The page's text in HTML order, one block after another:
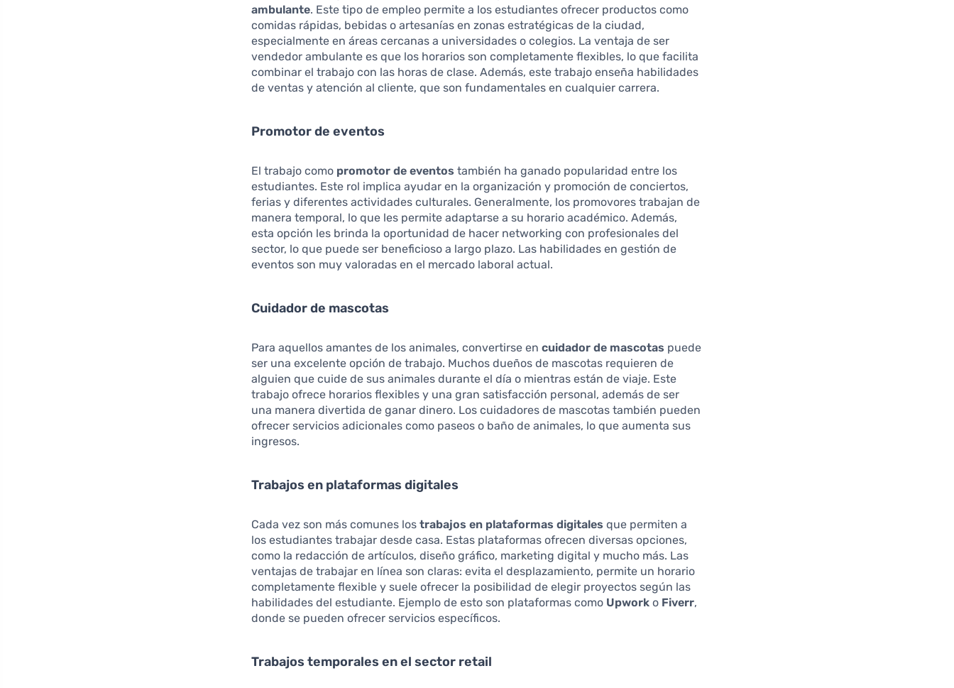
ambulante. Este tipo de empleo permite a los estudiantes ofrecer productos como
comidas rápidas, bebidas o artesanías en zonas estratégicas de la ciudad,
especialmente en áreas cercanas a universidades o colegios. La ventaja de ser
vendedor ambulante es que los horarios son completamente flexibles, lo que facilita
combinar el trabajo con las horas de clase. Además, este trabajo enseña habilidades
de ventas y atención al cliente, que son fundamentales en cualquier carrera.
Promotor de eventos
El trabajo como promotor de eventos también ha ganado popularidad entre los
estudiantes. Este rol implica ayudar en la organización y promoción de conciertos,
ferias y diferentes actividades culturales. Generalmente, los promovores trabajan de
manera temporal, lo que les permite adaptarse a su horario académico. Además,
esta opción les brinda la oportunidad de hacer networking con profesionales del
sector, lo que puede ser beneficioso a largo plazo. Las habilidades en gestión de
eventos son muy valoradas en el mercado laboral actual.
Cuidador de mascotas
Para aquellos amantes de los animales, convertirse encuidador de mascotas puede
ser una excelente opción de trabajo. Muchos dueños de mascotas requieren de
alguien que cuide de sus animales durante el día o mientras están de viaje. Este
trabajo ofrece horarios flexibles y una gran satisfacción personal, además de ser
una manera divertida de ganar dinero. Los cuidadores de mascotas también pueden
ofrecer servicios adicionales como paseos o baño de animales, lo que aumenta sus
ingresos.
Trabajos en plataformas digitales
Cada vez son más comunes lostrabajos en plataformas digitales que permiten a
los estudiantes trabajar desde casa. Estas plataformas ofrecen diversas opciones,
como la redacción de artículos, diseño gráfico, marketing digital y mucho más. Las
ventajas de trabajar en línea son claras: evita el desplazamiento, permite un horario
completamente flexible y suele ofrecer la posibilidad de elegir proyectos según las
habilidades del estudiante. Ejemplo de esto son plataformas como Upwork o Fiverr,
donde se pueden ofrecer servicios específicos.
Trabajos temporales en el sector retail